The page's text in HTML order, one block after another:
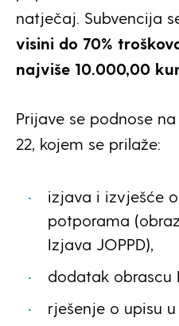
natječaj. Subvencija
visini do 70%
najviše 10.000,00
Prijave se podnose
22, kojem se prilaže:
izjava i izvješće
potporama
Izjava JOPPD),
dodatak obrascu
rješenje o upisu